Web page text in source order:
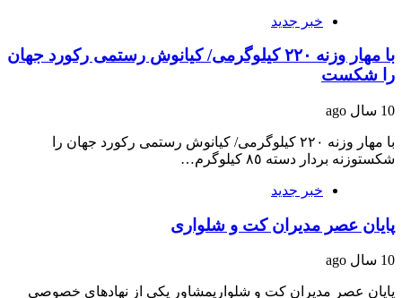
خبر جدید
با مهار وزنه ٢٢٠ کیلوگرمی/ کیانوش رستمی رکورد جهان
را شکست
10 سال ago
با مهار وزنه ٢٢٠ کیلوگرمی/ کیانوش رستمی رکورد جهان را
شکستوزنه بردار دسته ٨٥ کیلوگرم…
خبر جدید
پایان عصر مدیران کت‌ و‌ شلواری
10 سال ago
پایان عصر مدیران کت‌ و‌ شلواریمشاور یکی از نهادهای خصوصی